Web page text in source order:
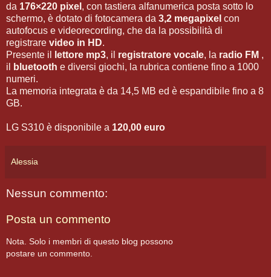
da 176×220 pixel , con tastiera alfanumerica posta sotto lo
schermo, è dotato di fotocamera da 3,2 megapixel con
autofocus e videorecording, che da la possibilità di
registrare video in HD.
Presente il
lettore mp3, il registratore vocale, la radio FM ,
il
bluetooth e diversi giochi, la rubrica contiene fino a 1000
numeri.
La memoria integrata è da 14,5 MB ed è espandibile fino a 8
GB.
LG S310 è disponibile a 120,00 euro
Alessia
Nessun commento:
Posta un commento
Nota. Solo i membri di questo blog possono
postare un commento.